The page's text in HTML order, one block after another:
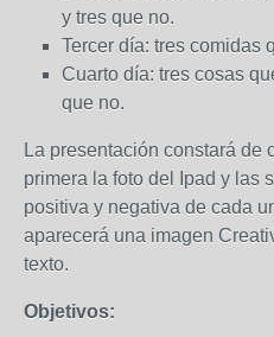
y tres que no.
Tercer día: tres comidas
Cuarto día: tres cosas
que no.
La presentación constará de
primera la foto del Ipad y las
positiva y negativa de cada
aparecerá una imagen
texto.
Objetivos: